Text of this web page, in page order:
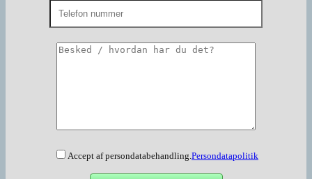
Accept af persondatabehandling. Persondatapolitik